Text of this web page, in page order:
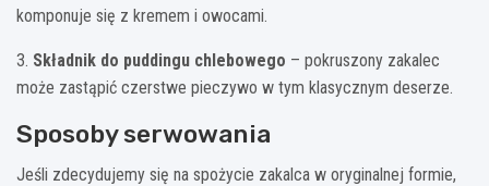
komponuje się z kremem i owocami.
3. Składnik do puddingu chlebowego – pokruszony zakalec
może zastąpić czerstwe pieczywo w tym klasycznym deserze.
Sposoby serwowania
Jeśli zdecydujemy się na spożycie zakalca w oryginalnej formie,